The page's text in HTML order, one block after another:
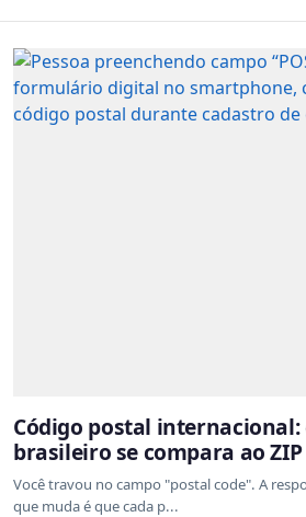
Código postal internacional:
brasileiro se compara ao ZIP
sistemas de outros países
Você travou no campo "postal code". A
que muda é que cada p...